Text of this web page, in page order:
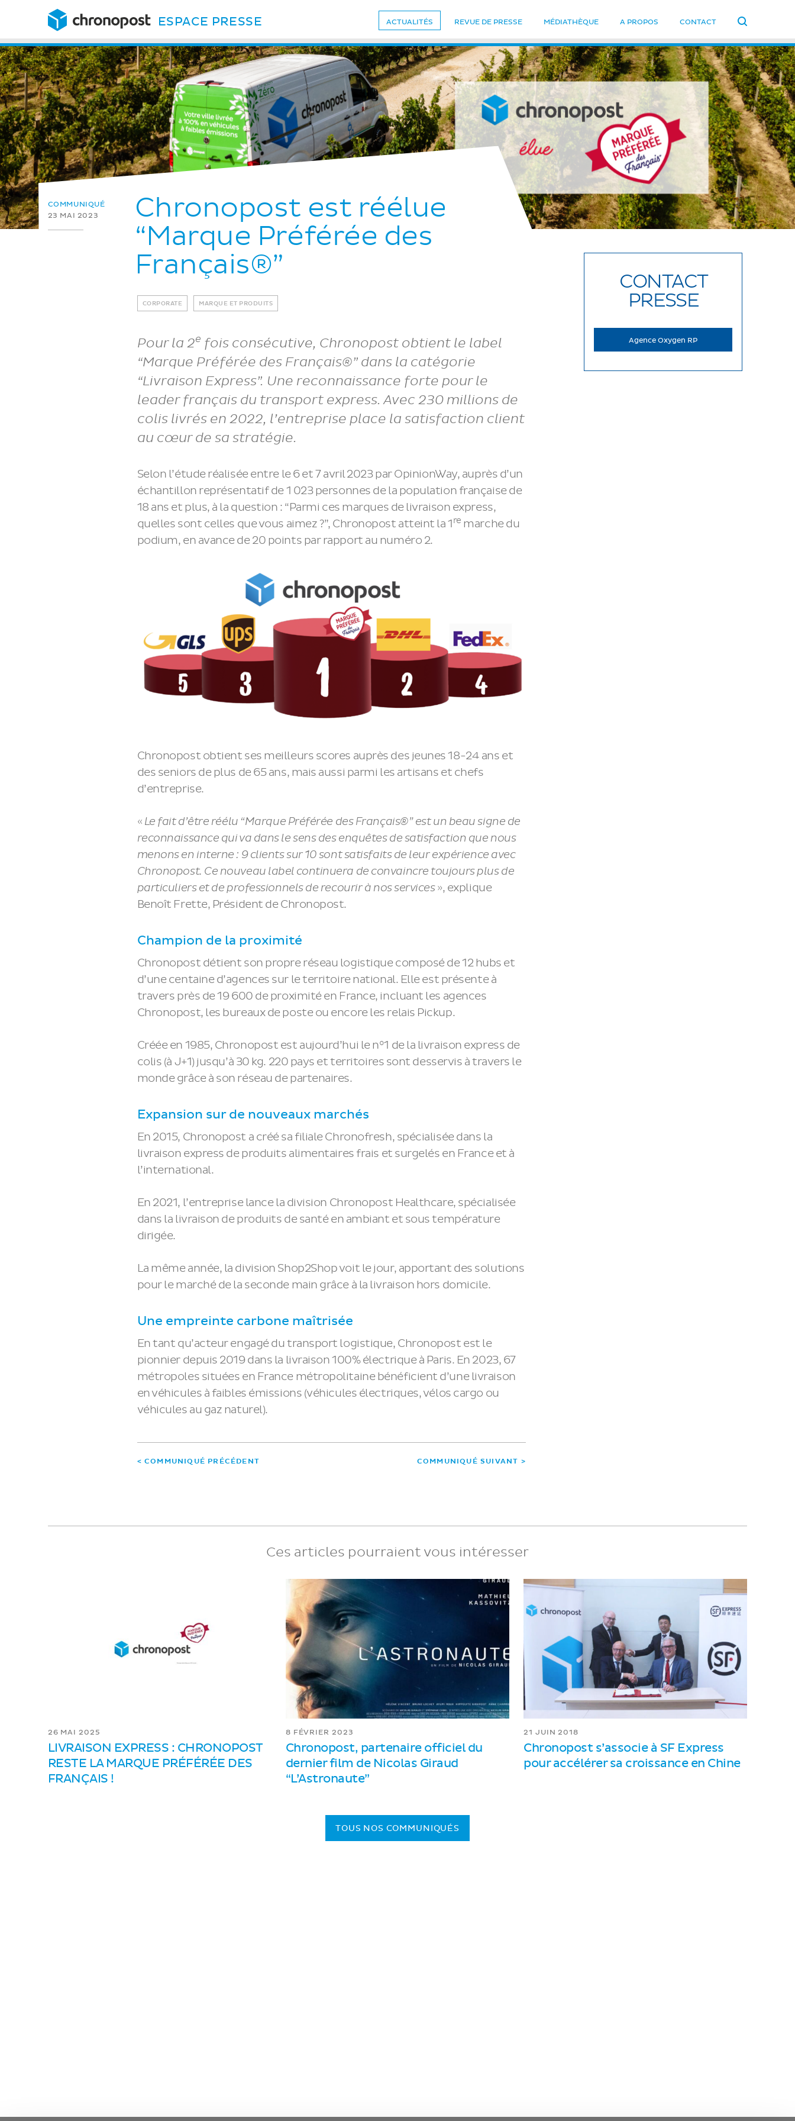
ESPACE PRESSE ACTUALITÉS REVUE DE PRESSE MÉDIATHÈQUE A PROPOS CONTACT
Chronopost est réélue
“Marque Préférée des
Français®”
COMMUNIQUÉ
23 MAI 2023
CORPORATE MARQUE ET PRODUITS
Pour la 2e fois consécutive, Chronopost obtient le label
“Marque Préférée des Français®” dans la catégorie
“Livraison Express”. Une reconnaissance forte pour le
leader français du transport express. Avec 230 millions de
colis livrés en 2022, l’entreprise place la satisfaction client
au cœur de sa stratégie.
Selon l’étude réalisée entre le 6 et 7 avril 2023 par OpinionWay, auprès d’un
échantillon représentatif de 1 023 personnes de la population française de
18 ans et plus, à la question : “Parmi ces marques de livraison express,
quelles sont celles que vous aimez ?”, Chronopost atteint la 1 re marche du
podium, en avance de 20 points par rapport au numéro 2.
Chronopost obtient ses meilleurs scores auprès des jeunes 18-24 ans et
des seniors de plus de 65 ans, mais aussi parmi les artisans et chefs
d’entreprise.
« Le fait d’être réélu “Marque Préférée des Français®” est un beau signe de
reconnaissance qui va dans le sens des enquêtes de satisfaction que nous
menons en interne : 9 clients sur 10 sont satisfaits de leur expérience avec
Chronopost. Ce nouveau label continuera de convaincre toujours plus de
particuliers et de professionnels de recourir à nos services», explique
Benoît Frette, Président de Chronopost.
Champion de la proximité
Chronopost détient son propre réseau logistique composé de 12 hubs et
d’une centaine d’agences sur le territoire national. Elle est présente à
travers près de 19 600 de proximité en France, incluant les agences
Chronopost, les bureaux de poste ou encore les relais Pickup.
Créée en 1985, Chronopost est aujourd’hui le n°1 de la livraison express de
colis (à J+1) jusqu’à 30 kg. 220 pays et territoires sont desservis à travers le
monde grâce à son réseau de partenaires.
Expansion sur de nouveaux marchés
En 2015, Chronopost a créé sa filiale Chronofresh, spécialisée dans la
livraison express de produits alimentaires frais et surgelés en France et à
l’international.
En 2021, l’entreprise lance la division Chronopost Healthcare, spécialisée
dans la livraison de produits de santé en ambiant et sous température
dirigée.
La même année, la division Shop2Shop voit le jour, apportant des solutions
pour le marché de la seconde main grâce à la livraison hors domicile.
Une empreinte carbone maîtrisée
En tant qu’acteur engagé du transport logistique, Chronopost est le
pionnier depuis 2019 dans la livraison 100% électrique à Paris. En 2023, 67
métropoles situées en France métropolitaine bénéficient d’une livraison
en véhicules à faibles émissions (véhicules électriques, vélos cargo ou
véhicules au gaz naturel).
< COMMUNIQUÉ PRÉCÉDENT COMMUNIQUÉ SUIVANT >
CONTACT
PRESSE
Agence Oxygen RP
Ces articles pourraient vous intéresser
26 MAI 2025
LIVRAISON EXPRESS : CHRONOPOST
RESTE LA MARQUE PRÉFÉRÉE DES
FRANÇAIS !
8 FÉVRIER 2023
Chronopost, partenaire officiel du
dernier film de Nicolas Giraud
“L’Astronaute”
21 JUIN 2018
Chronopost s’associe à SF Express
pour accélérer sa croissance en Chine
TOUS NOS COMMUNIQUÉS